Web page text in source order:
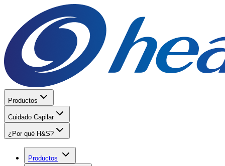
Productos
Cuidado Capilar
¿Por qué H&S?
Productos